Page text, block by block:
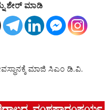
ಶೇರ್ ಮಾಡಿ
ಮಾಜಿ ಸಿಎಂ ಡಿ.ವಿ.